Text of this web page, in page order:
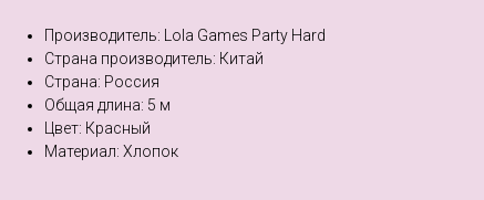
Производитель: Lola Games Party Hard
Страна производитель: Китай
Страна: Россия
Общая длина: 5 м
Цвет: Красный
Материал: Хлопок